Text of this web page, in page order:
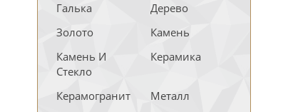
Галька
Дерево
Золото
Камень
Камень И
Стекло
Керамика
Керамогранит
Металл